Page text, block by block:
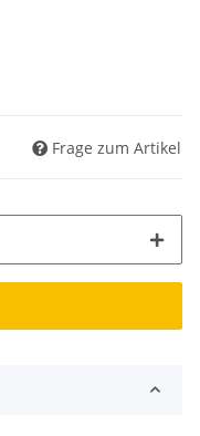
Frage zum Artikel